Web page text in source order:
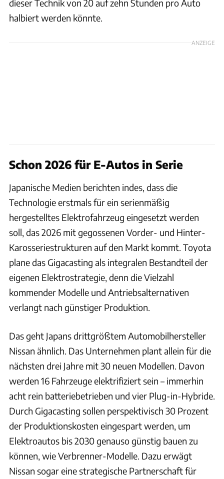
dieser Technik von 20 auf zehn Stunden pro Auto
halbiert werden könnte.
ANZEIGE
Schon 2026 für E-Autos in Serie
Japanische Medien berichten indes, dass die
Technologie erstmals für ein serienmäßig
hergestelltes Elektrofahrzeug eingesetzt werden
soll, das 2026 mit gegossenen Vorder- und Hinter-
Karosseriestrukturen auf den Markt kommt. Toyota
plane das Gigacasting als integralen Bestandteil der
eigenen Elektrostrategie, denn die Vielzahl
kommender Modelle und Antriebsalternativen
verlangt nach günstiger Produktion.
Das geht Japans drittgrößtem Automobilhersteller
Nissan ähnlich. Das Unternehmen plant allein für die
nächsten drei Jahre mit 30 neuen Modellen. Davon
werden 16 Fahrzeuge elektrifiziert sein – immerhin
acht rein batteriebetrieben und vier Plug-in-Hybride.
Durch Gigacasting sollen perspektivisch 30 Prozent
der Produktionskosten eingespart werden, um
Elektroautos bis 2030 genauso günstig bauen zu
können, wie Verbrenner-Modelle. Dazu erwägt
Nissan sogar eine strategische Partnerschaft für